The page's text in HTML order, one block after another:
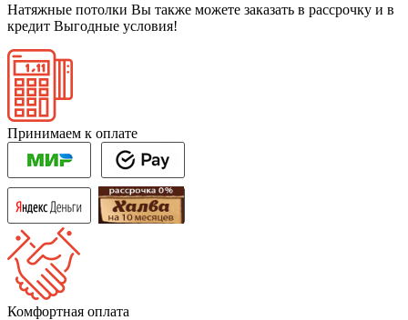
Натяжные потолки Вы также можете заказать в рассрочку и в
кредит Выгодные условия!
Принимаем к оплате
Комфортная оплата